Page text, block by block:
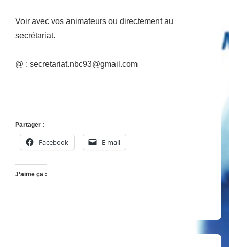
Voir avec vos animateurs ou directement au
secrétariat.
@ : secretariat.nbc93@gmail.com
Partager :
Facebook E-mail
J’aime ça :